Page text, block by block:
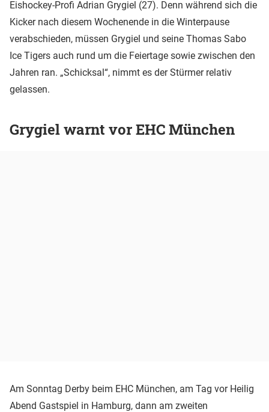
Eishockey-Profi Adrian Grygiel (27). Denn während sich die
Kicker nach diesem Wochenende in die Winterpause
verabschieden, müssen Grygiel und seine Thomas Sabo
Ice Tigers auch rund um die Feiertage sowie zwischen den
Jahren ran. „Schicksal“, nimmt es der Stürmer relativ
gelassen.
Grygiel warnt vor EHC München
Am Sonntag Derby beim EHC München, am Tag vor Heilig
Abend Gastspiel in Hamburg, dann am zweiten